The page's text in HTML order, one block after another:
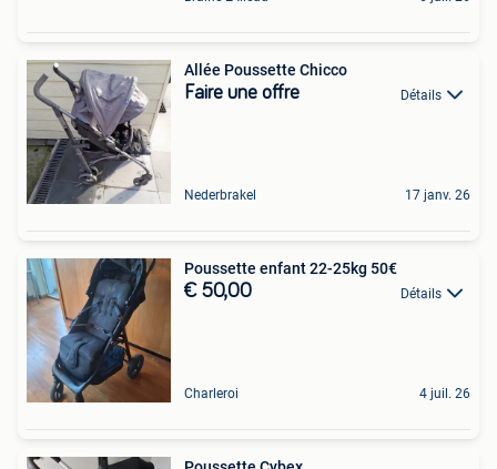
Allée Poussette Chicco
Faire une offre Détails
Nederbrakel 17 janv. 26
Poussette enfant 22-25kg 50€
€ 50,00 Détails
Charleroi 4 juil. 26